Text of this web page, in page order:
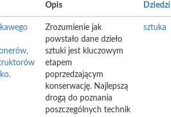
Opis
Zrozumienie jak
powstało dane dzieło
sztuki jest kluczowym
etapem
poprzedzającym
konserwację. Najlepszą
drogą do poznania
poszczególnych technik
sztuka